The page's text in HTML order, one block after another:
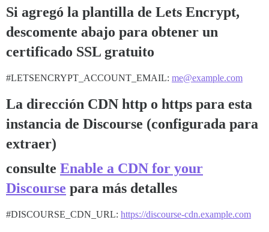
Si agregó la plantilla de Lets Encrypt,
descomente abajo para obtener un
certificado SSL gratuito
#LETSENCRYPT_ACCOUNT_EMAIL: me@example.com
La dirección CDN http o https para esta
instancia de Discourse (configurada para
extraer)
consulte Enable a CDN for your
Discourse para más detalles
#DISCOURSE_CDN_URL: https://discourse-cdn.example.com